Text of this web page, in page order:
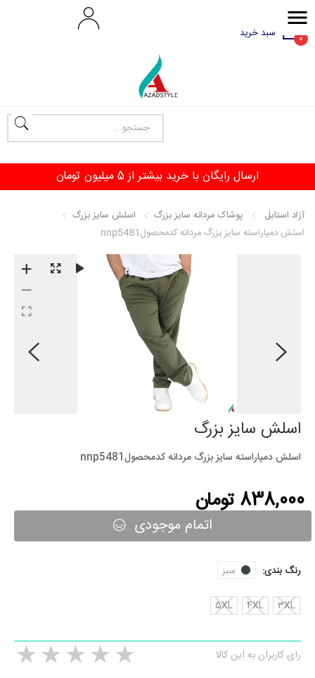
0 سبد خرید
آزاد استایل پوشاک مردانه سایز بزرگ
اسلش سایز بزرگ
اسلش دمپاراسته سایز بزرگ مردانه کدمحصولnnp5481
اسلش سایز بزرگ
اسلش دمپاراسته سایز بزرگ مردانه کدمحصولnnp5481
838,000 تومان
اتمام موجودی
رنگ بندی: سبز
3XL
4XL
5XL
رای کاربران به این کالا